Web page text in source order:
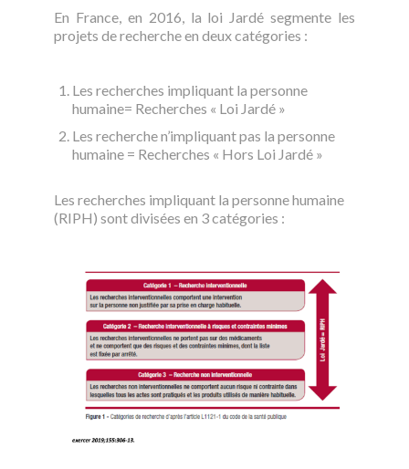
En France, en 2016, la loi Jardésegmente les
projets de recherche en deux catégories :
Les recherches impliquant la personne
humaine= Recherches « Loi Jardé »
Les recherche n’impliquant pas la personne
humaine = Recherches « Hors Loi Jardé »
Les recherches impliquant la personne humaine
(RIPH) sont divisées en 3 catégories :